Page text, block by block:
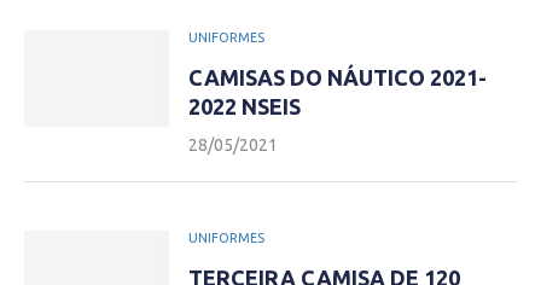
UNIFORMES
CAMISAS DO NÁUTICO 2021-
2022 NSEIS
28/05/2021
UNIFORMES
TERCEIRA CAMISA DE 120